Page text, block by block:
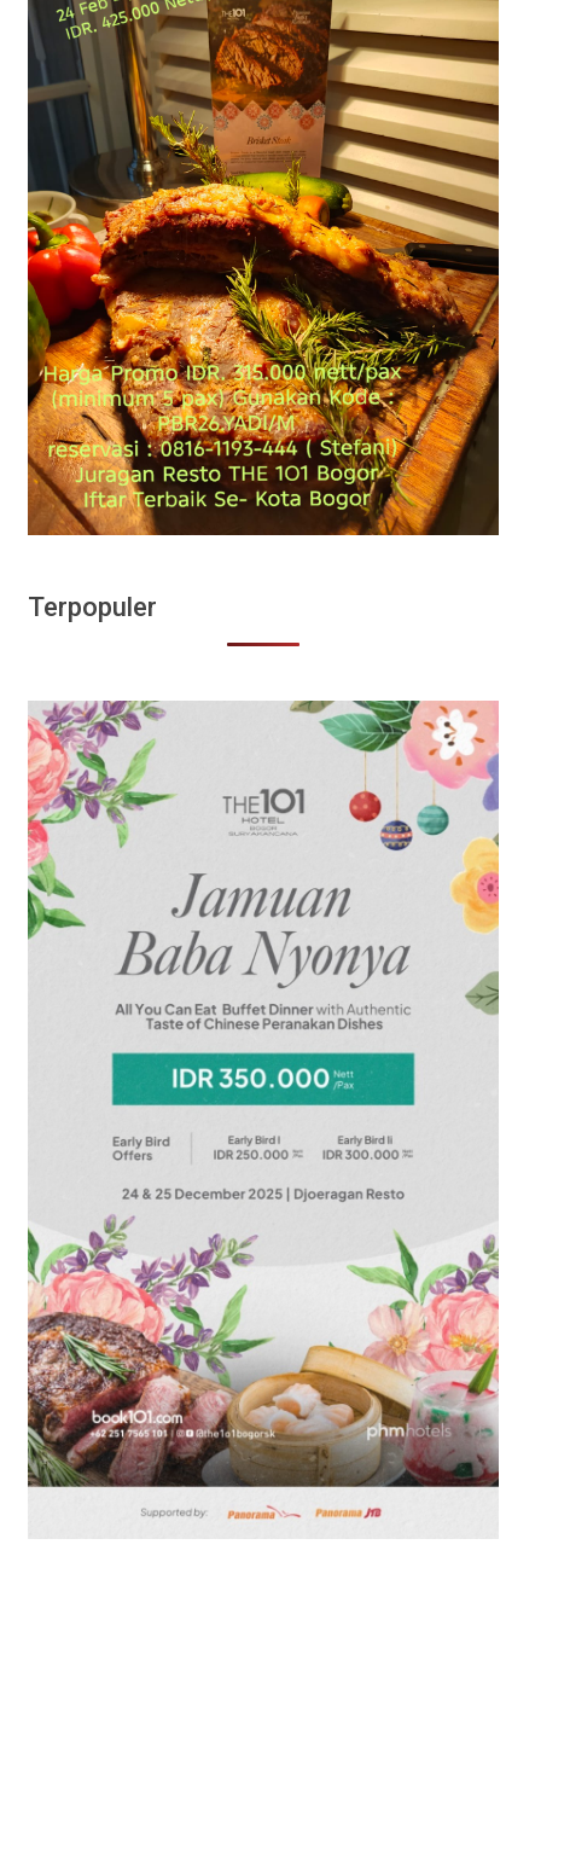
Terpopuler